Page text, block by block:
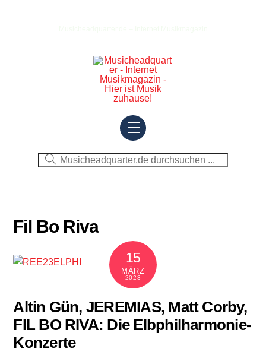
Menu
Fil Bo Riva
15
MÄRZ
2023
Altin Gün, JEREMIAS, Matt Corby,
FIL BO RIVA: Die Elbphilharmonie-
Konzerte